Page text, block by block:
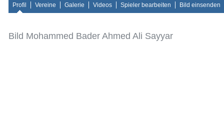
Profil Vereine Galerie Videos Spieler bearbeiten Bild einsenden
Bild Mohammed Bader Ahmed Ali Sayyar